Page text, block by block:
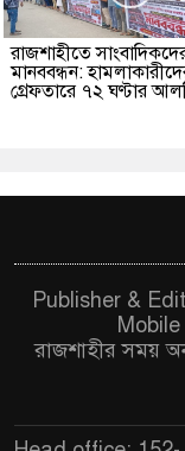
রাজশাহীতে
মানববন্ধন:
গ্রেফতারে ৭২ ঘণ্টার
Publisher &
রাজশাহীর সময়